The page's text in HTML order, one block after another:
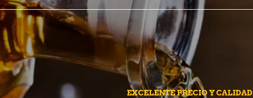
EXCELENTE PRECIO Y CALIDAD